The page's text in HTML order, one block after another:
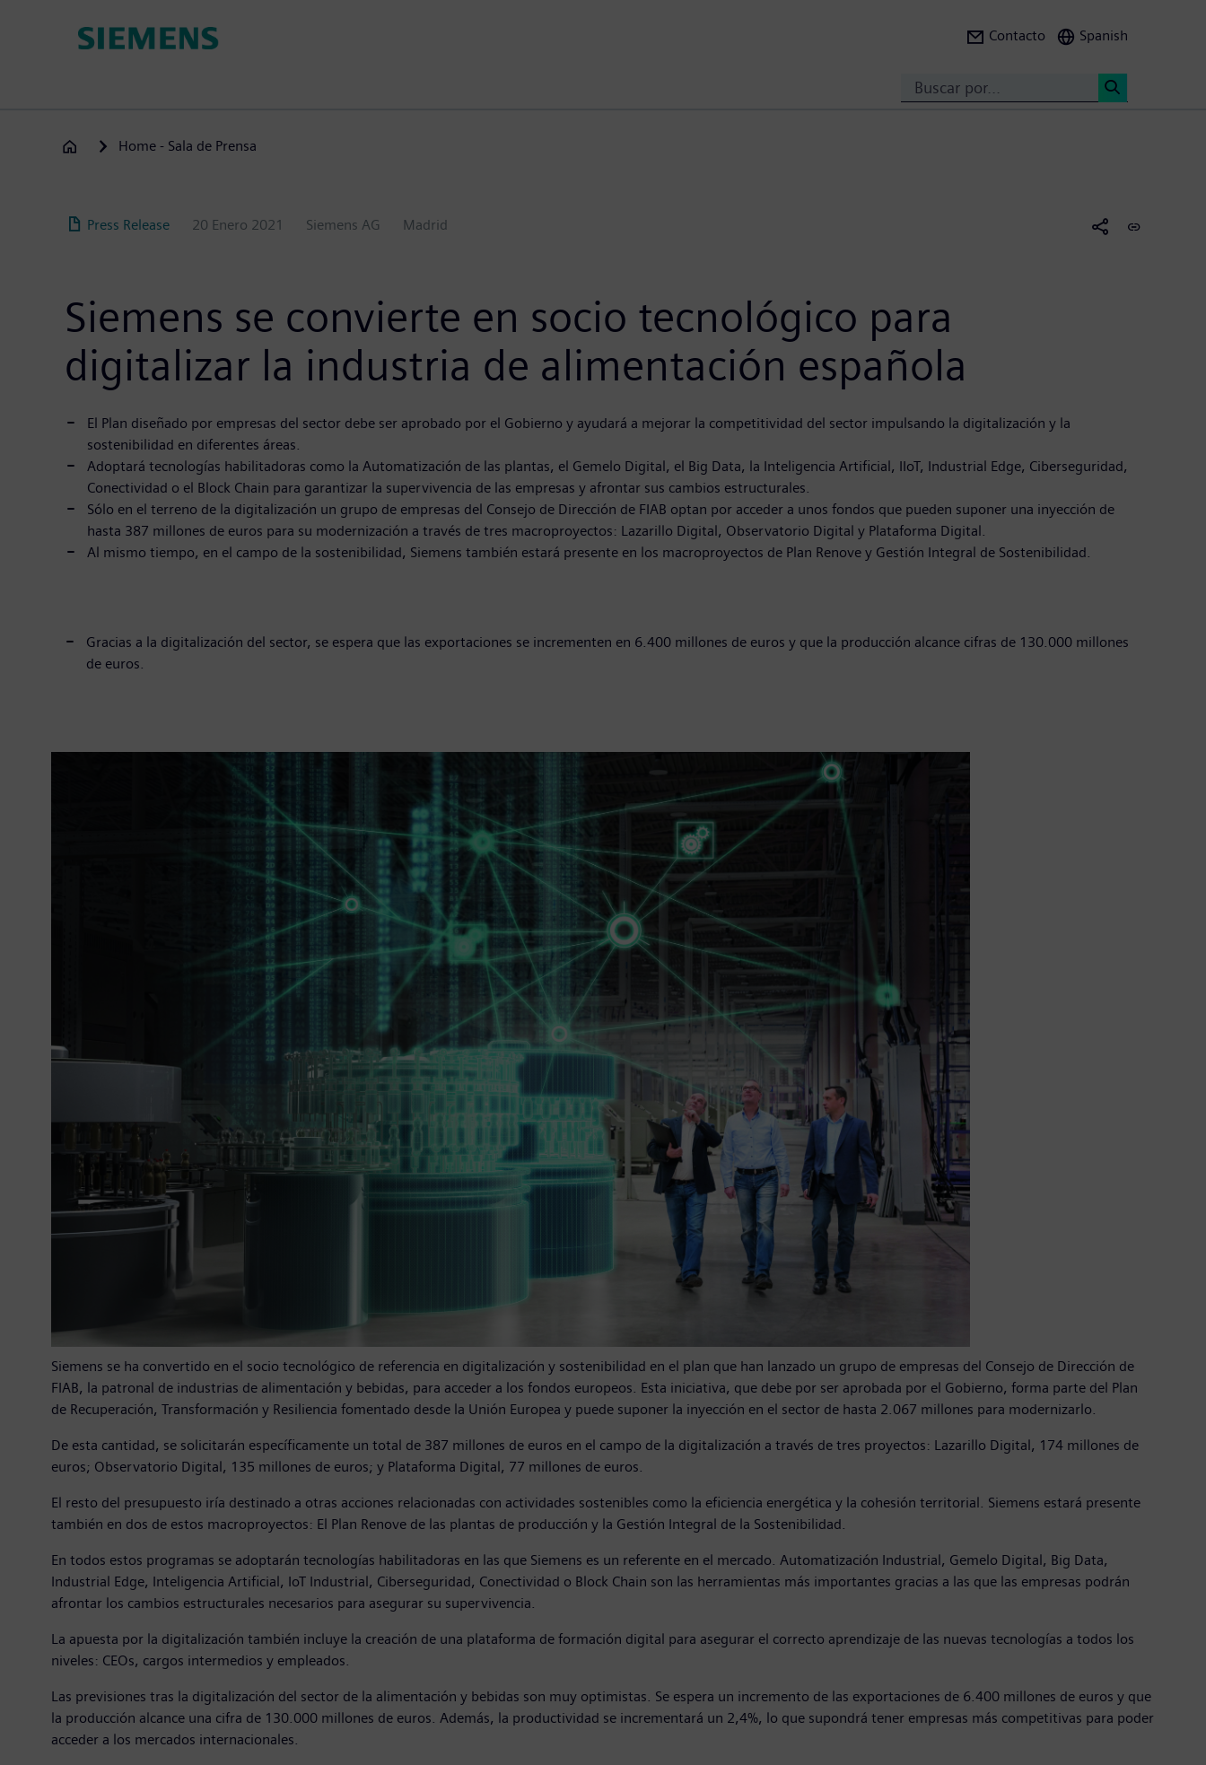
Contacto Spanish
Home - Sala de Prensa
Press Release 20 Enero 2021 Siemens AG Madrid
Siemens se convierte en socio tecnológico para
digitalizar la industria de alimentación española
El Plan diseñado por empresas del sector debe ser aprobado por el Gobierno y ayudará a mejorar la competitividad del sector impulsando la digitalización y la
sostenibilidad en diferentes áreas.
Adoptará tecnologías habilitadoras como la Automatización de las plantas, el Gemelo Digital, el Big Data, la Inteligencia Artificial, IIoT, Industrial Edge, Ciberseguridad,
Conectividad o el Block Chain para garantizar la supervivencia de las empresas y afrontar sus cambios estructurales.
Sólo en el terreno de la digitalización un grupo de empresas del Consejo de Dirección de FIAB optan por acceder a unos fondos que pueden suponer una inyección de
hasta 387 millones de euros para su modernización a través de tres macroproyectos: Lazarillo Digital, Observatorio Digital y Plataforma Digital.
Al mismo tiempo, en el campo de la sostenibilidad, Siemens también estará presente en los macroproyectos de Plan Renove y Gestión Integral de Sostenibilidad.
Gracias a la digitalización del sector, se espera que las exportaciones se incrementen en 6.400 millones de euros y que la producción alcance cifras de 130.000 millones
de euros.
Siemens se ha convertido en el socio tecnológico de referencia en digitalización y sostenibilidad en el plan que han lanzado un grupo de empresas del Consejo de Dirección de
FIAB, la patronal de industrias de alimentación y bebidas, para acceder a los fondos europeos. Esta iniciativa, que debe por ser aprobada por el Gobierno, forma parte del Plan
de Recuperación, Transformación y Resiliencia fomentado desde la Unión Europea y puede suponer la inyección en el sector de hasta 2.067 millones para modernizarlo.
De esta cantidad, se solicitarán específicamente un total de 387 millones de euros en el campo de la digitalización a través de tres proyectos: Lazarillo Digital, 174 millones de
euros; Observatorio Digital, 135 millones de euros; y Plataforma Digital, 77 millones de euros.
El resto del presupuesto iría destinado a otras acciones relacionadas con actividades sostenibles como la eficiencia energética y la cohesión territorial. Siemens estará presente
también en dos de estos macroproyectos: El Plan Renove de las plantas de producción y la Gestión Integral de la Sostenibilidad.
En todos estos programas se adoptarán tecnologías habilitadoras en las que Siemens es un referente en el mercado. Automatización Industrial, Gemelo Digital, Big Data,
Industrial Edge, Inteligencia Artificial, IoT Industrial, Ciberseguridad, Conectividad o Block Chain son las herramientas más importantes gracias a las que las empresas podrán
afrontar los cambios estructurales necesarios para asegurar su supervivencia.
La apuesta por la digitalización también incluye la creación de una plataforma de formación digital para asegurar el correcto aprendizaje de las nuevas tecnologías a todos los
niveles: CEOs, cargos intermedios y empleados.
Las previsiones tras la digitalización del sector de la alimentación y bebidas son muy optimistas. Se espera un incremento de las exportaciones de 6.400 millones de euros y que
la producción alcance una cifra de 130.000 millones de euros. Además, la productividad se incrementará un 2,4%, lo que supondrá tener empresas más competitivas para poder
acceder a los mercados internacionales.